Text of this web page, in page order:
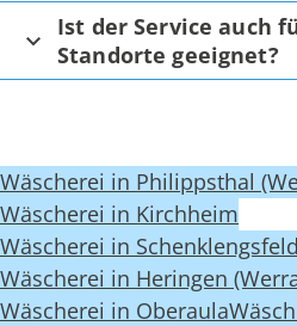
Ist der Service auch
Standorte geeignet?
Wäscherei in Philippsthal
Wäscherei in Kirchheim
Wäscherei in Schenklengsfeld
Wäscherei in Heringen
Wäscherei in Oberaula